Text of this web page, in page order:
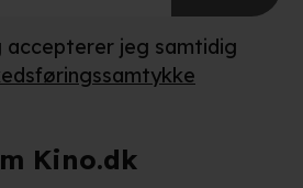
accepterer jeg samtidig
Kino.dk